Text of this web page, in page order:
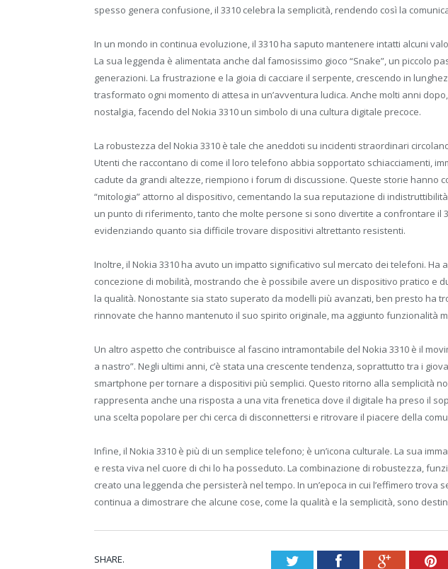
spesso genera confusione, il 3310 celebra la semplicità, rendendo così la
In un mondo in continua evoluzione, il 3310 ha saputo mantenere intatti alcuni
La sua leggenda è alimentata anche dal famosissimo gioco “Snake”, un piccolo
generazioni. La frustrazione e la gioia di cacciare il serpente, crescendo in
trasformato ogni momento di attesa in un’avventura ludica. Anche molti anni
nostalgia, facendo del Nokia 3310 un simbolo di una cultura digitale precoce.
La robustezza del Nokia 3310 è tale che aneddoti su incidenti straordinari
Utenti che raccontano di come il loro telefono abbia sopportato schiacciamenti,
cadute da grandi altezze, riempiono i forum di discussione. Queste storie hanno
“mitologia” attorno al dispositivo, cementando la sua reputazione di
un punto di riferimento, tanto che molte persone si sono divertite a confrontare il
evidenziando quanto sia difficile trovare dispositivi altrettanto resistenti.
Inoltre, il Nokia 3310 ha avuto un impatto significativo sul mercato dei telefoni. Ha
concezione di mobilità, mostrando che è possibile avere un dispositivo pratico e
la qualità. Nonostante sia stato superato da modelli più avanzati, ben presto ha
rinnovate che hanno mantenuto il suo spirito originale, ma aggiunto funzionalità
Un altro aspetto che contribuisce al fascino intramontabile del Nokia 3310 è il
a nastro”. Negli ultimi anni, c’è stata una crescente tendenza, soprattutto tra i
smartphone per tornare a dispositivi più semplici. Questo ritorno alla semplicità
rappresenta anche una risposta a una vita frenetica dove il digitale ha preso il
una scelta popolare per chi cerca di disconnettersi e ritrovare il piacere della
Infine, il Nokia 3310 è più di un semplice telefono; è un’icona culturale. La sua
e resta viva nel cuore di chi lo ha posseduto. La combinazione di robustezza,
creato una leggenda che persisterà nel tempo. In un’epoca in cui l’effimero trova
continua a dimostrare che alcune cose, come la qualità e la semplicità, sono
SHARE. TwitterFacebookGoogle+